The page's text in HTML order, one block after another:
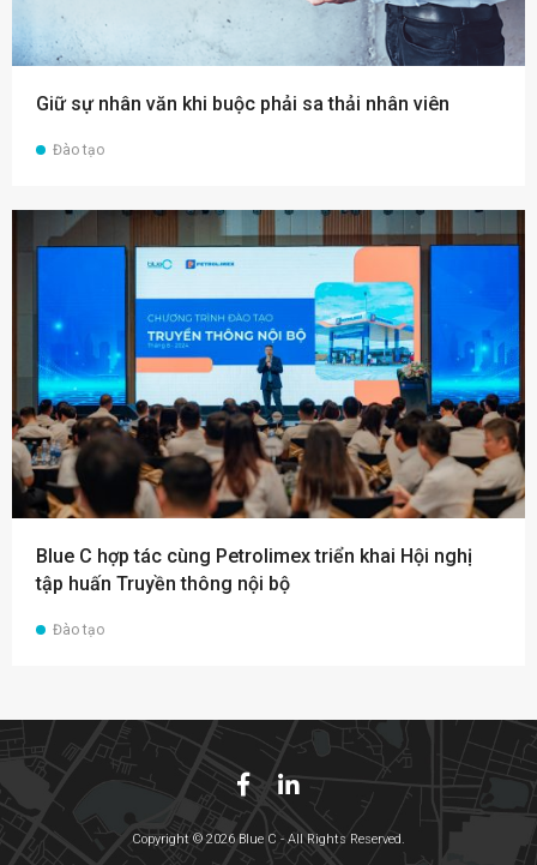
Giữ sự nhân văn khi buộc phải sa thải nhân viên
Đào tạo
Blue C hợp tác cùng Petrolimex triển khai Hội nghị
tập huấn Truyền thông nội bộ
Đào tạo
Copyright © 2026 Blue C - All Rights Reserved.